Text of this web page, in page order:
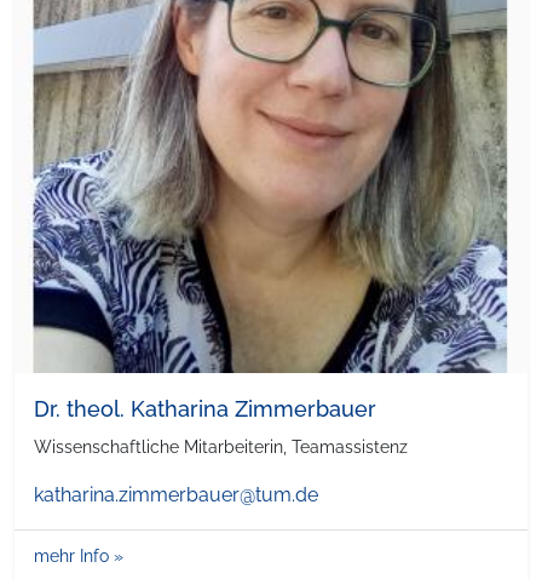
Dr. theol. Katharina Zimmerbauer
Wissenschaftliche Mitarbeiterin, Teamassistenz
katharina.zimmerbauer@tum.de
mehr Info »